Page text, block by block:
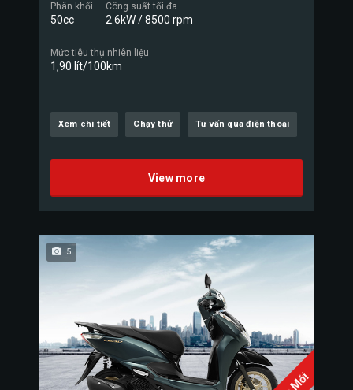
Phân khối
50cc
Công suất tối đa
2.6kW / 8500 rpm
Mức tiêu thụ nhiên liệu
1,90 lít/100km
Xem chi tiết Chạy thử Tư vấn qua điện thoại
View more
5